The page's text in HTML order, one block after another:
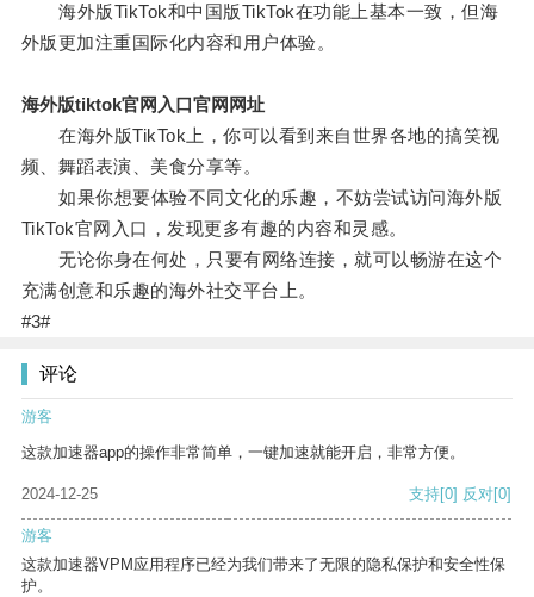
海外版TikTok和中国版TikTok在功能上基本一致，但海
外版更加注重国际化内容和用户体验。
海外版tiktok官网入口官网网址
在海外版TikTok上，你可以看到来自世界各地的搞笑视
频、舞蹈表演、美食分享等。
如果你想要体验不同文化的乐趣，不妨尝试访问海外版
TikTok官网入口，发现更多有趣的内容和灵感。
无论你身在何处，只要有网络连接，就可以畅游在这个
充满创意和乐趣的海外社交平台上。
#3#
评论
游客
这款加速器app的操作非常简单，一键加速就能开启，非常方便。
2024-12-25 支持[0] 反对[0]
游客
这款加速器VPM应用程序已经为我们带来了无限的隐私保护和安全性保
护。